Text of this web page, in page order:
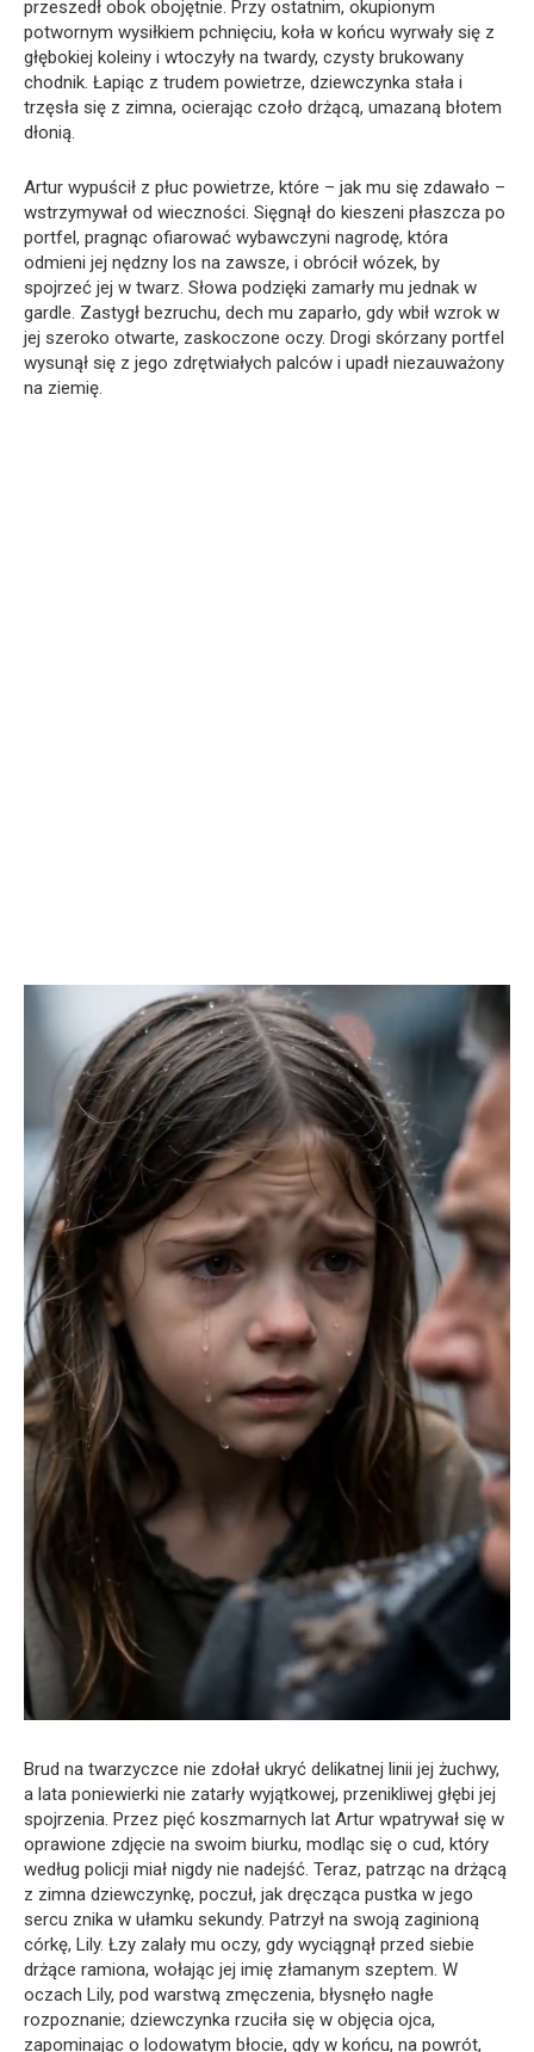
przeszedł obok obojętnie. Przy ostatnim, okupionym
potwornym wysiłkiem pchnięciu, koła w końcu wyrwały się z
głębokiej koleiny i wtoczyły na twardy, czysty brukowany
chodnik. Łapiąc z trudem powietrze, dziewczynka stała i
trzęsła się z zimna, ocierając czoło drżącą, umazaną błotem
dłonią.
Artur wypuścił z płuc powietrze, które – jak mu się zdawało –
wstrzymywał od wieczności. Sięgnął do kieszeni płaszcza po
portfel, pragnąc ofiarować wybawczyni nagrodę, która
odmieni jej nędzny los na zawsze, i obrócił wózek, by
spojrzeć jej w twarz. Słowa podzięki zamarły mu jednak w
gardle. Zastygł bezruchu, dech mu zaparło, gdy wbił wzrok w
jej szeroko otwarte, zaskoczone oczy. Drogi skórzany portfel
wysunął się z jego zdrętwiałych palców i upadł niezauważony
na ziemię.
Brud na twarzyczce nie zdołał ukryć delikatnej linii jej żuchwy,
a lata poniewierki nie zatarły wyjątkowej, przenikliwej głębi jej
spojrzenia. Przez pięć koszmarnych lat Artur wpatrywał się w
oprawione zdjęcie na swoim biurku, modląc się o cud, który
według policji miał nigdy nie nadejść. Teraz, patrząc na drżącą
z zimna dziewczynkę, poczuł, jak dręcząca pustka w jego
sercu znika w ułamku sekundy. Patrzył na swoją zaginioną
córkę, Lily. Łzy zalały mu oczy, gdy wyciągnął przed siebie
drżące ramiona, wołając jej imię złamanym szeptem. W
oczach Lily, pod warstwą zmęczenia, błysnęło nagłe
rozpoznanie; dziewczynka rzuciła się w objęcia ojca,
zapominając o lodowatym błocie, gdy w końcu, na powrót,